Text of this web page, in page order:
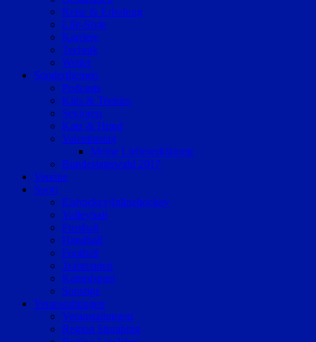
Reise & Erholung
Life-Style
Karriere
Technik
Wetter
Sonderthemen
Podcasts
Kids & Teenies
Senioren
Katz & Hund
Valentinstag
Meine Liebeserklärung
Bundestagswahl 2017
Vereine
Sport
Eishockey/Inlinehockey
Volleyball
Fussball
Handball
Football
Trabrennen
Kampfsport
Sonstige
Veranstaltungen
Veranstaltungen
Region Straubing